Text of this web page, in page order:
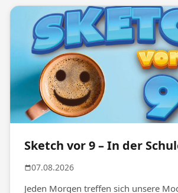
Sketch vor 9 – In der
07.08.2026
Jeden Morgen treffen sich unsere